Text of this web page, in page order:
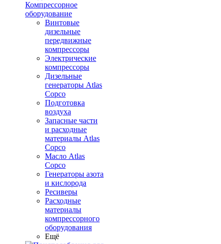
Компрессорное
оборудование
Винтовые
дизельные
передвижные
компрессоры
Электрические
компрессоры
Дизельные
генераторы Atlas
Copco
Подготовка
воздуха
Запасные части
и расходные
материалы Atlas
Copco
Масло Atlas
Copco
Генераторы азота
и кислорода
Ресиверы
Расходные
материалы
компрессорного
оборудования
Ещё